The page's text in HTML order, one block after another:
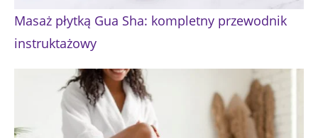
Masaż płytką Gua Sha: kompletny przewodnik
instruktażowy